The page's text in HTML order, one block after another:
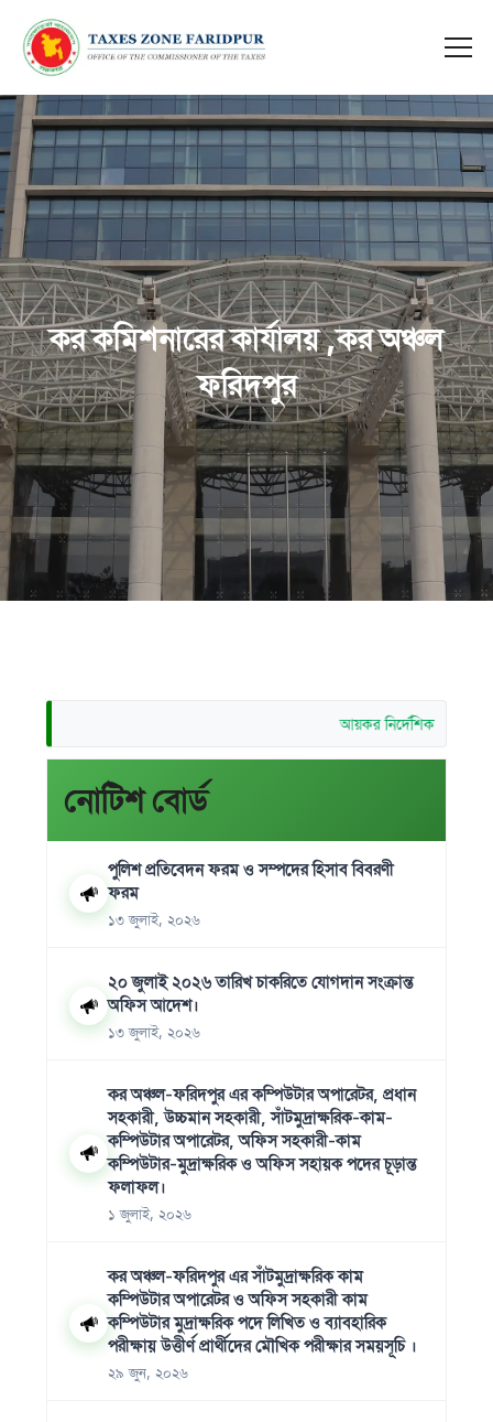
কর কমিশনারের কার্যালয় ,কর অঞ্চল
ফরিদপুর
আয়কর নির্দেশিকা (২০২৫-
নোটিশ বোর্ড
পুলিশ প্রতিবেদন ফরম ও সম্পদের হিসাব বিবরণী
ফরম
১৩ জুলাই, ২০২৬
২০ জুলাই ২০২৬ তারিখ চাকরিতে যোগদান সংক্রান্ত
অফিস আদেশ।
১৩ জুলাই, ২০২৬
কর অঞ্চল-ফরিদপুর এর কম্পিউটার অপারেটর, প্রধান
সহকারী, উচ্চমান সহকারী, সাঁটমুদ্রাক্ষরিক-কাম-
কম্পিউটার অপারেটর, অফিস সহকারী-কাম
কম্পিউটার-মুদ্রাক্ষরিক ও অফিস সহায়ক পদের চূড়ান্ত
ফলাফল।
১ জুলাই, ২০২৬
কর অঞ্চল-ফরিদপুর এর সাঁটমুদ্রাক্ষরিক কাম
কম্পিউটার অপারেটর ও অফিস সহকারী কাম
কম্পিউটার মুদ্রাক্ষরিক পদে লিখিত ও ব্যাবহারিক
পরীক্ষায় উত্তীর্ণ প্রার্থীদের মৌখিক পরীক্ষার সময়সূচি ।
২৯ জুন, ২০২৬